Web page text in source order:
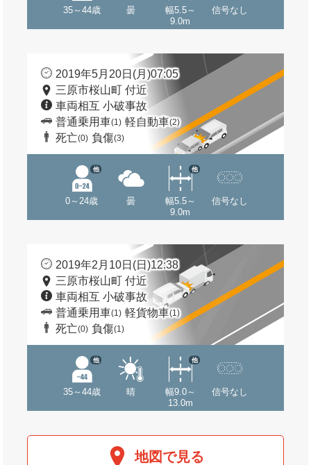
35～44歳 曇
幅5.5～
9.0m
信号なし
2019年5月20日(月)07:05
三原市桜山町 付近
車両相互 小破事故
普通乗用車(1) 軽自動車(2)
死亡(0) 負傷(3)
0～24歳
他
曇
幅5.5～
9.0m
他
信号なし
2019年2月10日(日)12:38
三原市桜山町 付近
車両相互 小破事故
普通乗用車(1) 軽貨物車(1)
死亡(0) 負傷(1)
35～44歳
他
晴
幅9.0～
13.0m
他
信号なし
地図で見る